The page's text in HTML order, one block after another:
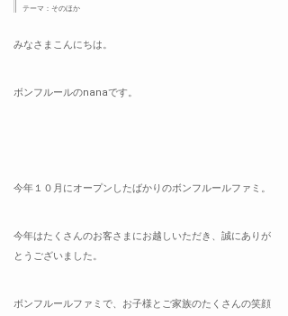
テーマ：そのほか
みなさまこんにちは。
ボンフルールのnanaです。
今年１０月にオープンしたばかりのボンフルールファミ。
今年はたくさんのお客さまにお越しいただき、誠にありが
とうございました。
ボンフルールファミで、お子様とご家族のたくさんの笑顔